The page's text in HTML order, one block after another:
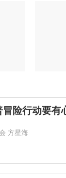
险行动要有
方星海